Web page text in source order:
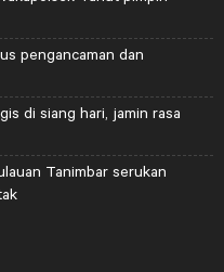
pengancaman dan
di siang hari, jamin rasa
Tanimbar serukan